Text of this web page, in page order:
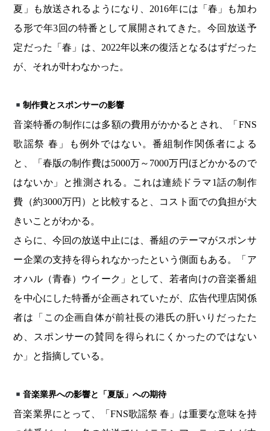
夏」も放送されるようになり、2016年には「春」も加わ
る形で年3回の特番として展開されてきた。今回放送予
定だった「春」は、2022年以来の復活となるはずだった
が、それが叶わなかった。
制作費とスポンサーの影響
音楽特番の制作には多額の費用がかかるとされ、「FNS
歌謡祭 春」も例外ではない。番組制作関係者による
と、「春版の制作費は5000万～7000万円ほどかかるので
はないか」と推測される。これは連続ドラマ1話の制作
費（約3000万円）と比較すると、コスト面での負担が大
きいことがわかる。
さらに、今回の放送中止には、番組のテーマがスポンサ
ー企業の支持を得られなかったという側面もある。「ア
オハル（青春）ウイーク」として、若者向けの音楽番組
を中心にした特番が企画されていたが、広告代理店関係
者は「この企画自体が前社長の港氏の肝いりだったた
め、スポンサーの賛同を得られにくかったのではない
か」と指摘している。
音楽業界への影響と「夏版」への期待
音楽業界にとって、「FNS歌謡祭 春」は重要な意味を持